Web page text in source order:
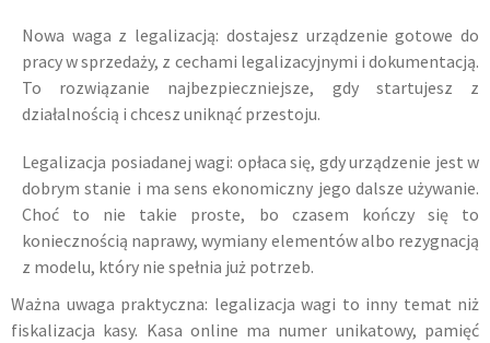
Nowa waga z legalizacją: dostajesz urządzenie gotowe do
pracy w sprzedaży, z cechami legalizacyjnymi i dokumentacją.
To rozwiązanie najbezpieczniejsze, gdy startujesz z
działalnością i chcesz uniknąć przestoju.
Legalizacja posiadanej wagi: opłaca się, gdy urządzenie jest w
dobrym stanie i ma sens ekonomiczny jego dalsze używanie.
Choć to nie takie proste, bo czasem kończy się to
koniecznością naprawy, wymiany elementów albo rezygnacją
z modelu, który nie spełnia już potrzeb.
Ważna uwaga praktyczna: legalizacja wagi to inny temat niż
fiskalizacja kasy. Kasa online ma numer unikatowy, pamięć